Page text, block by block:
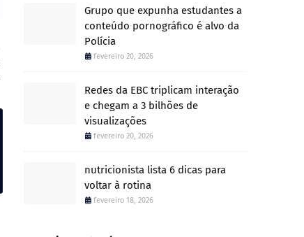
Grupo que expunha estudantes a
conteúdo pornográfico é alvo da
Polícia
fevereiro 20, 2026
Redes da EBC triplicam interação
e chegam a 3 bilhões de
visualizações
fevereiro 20, 2026
nutricionista lista 6 dicas para
voltar à rotina
fevereiro 18, 2026